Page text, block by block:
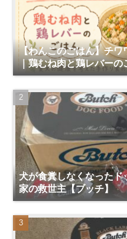
【わんこのごはん】チワ
｜鶏むね肉と鶏レバーの
犬が食糞しなくなったド
家の救世主【ブッチ】